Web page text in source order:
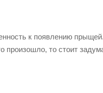
к появлению
произошло, то стоит